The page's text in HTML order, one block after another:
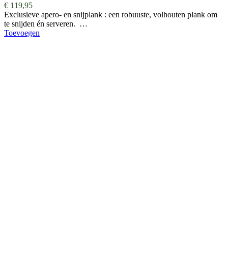
€ 119,95
Exclusieve apero- en snijplank : een robuuste, volhouten plank om
te snijden én serveren. …
Toevoegen